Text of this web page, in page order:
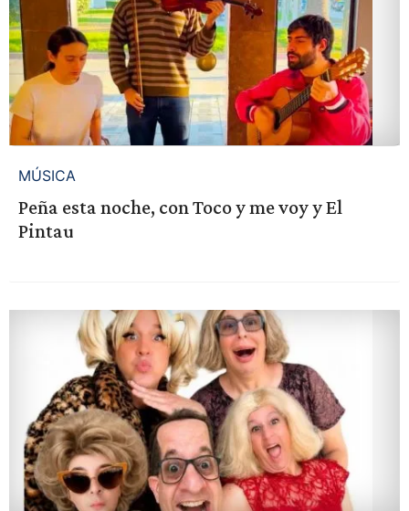
MÚSICA
Peña esta noche, con Toco y me voy y El
Pintau